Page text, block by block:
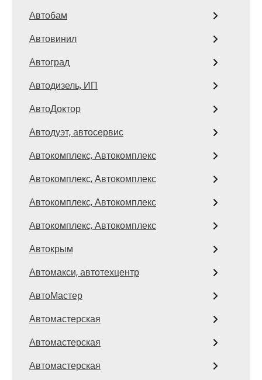
Автобам
Автовинил
Автоград
Автодизель, ИП
АвтоДоктор
Автодуэт, автосервис
Автокомплекс, Автокомплекс
Автокомплекс, Автокомплекс
Автокомплекс, Автокомплекс
Автокомплекс, Автокомплекс
Автокрым
Автомакси, автотехцентр
АвтоМастер
Автомастерская
Автомастерская
Автомастерская